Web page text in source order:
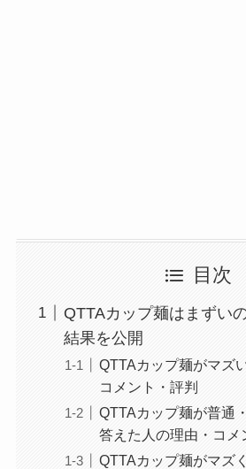
目次
QTTAカップ麺はまずい
結果を公開
QTTAカップ麺がマズ
コメント・評判
QTTAカップ麺が普通
答えた人の理由・コメ
QTTAカップ麺がマズ